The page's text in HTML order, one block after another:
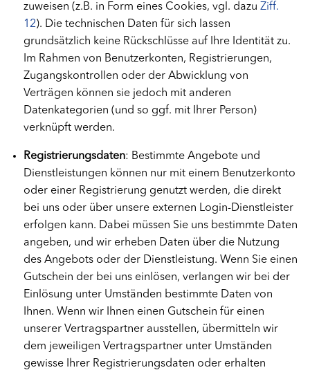
zuweisen (z.B. in Form eines Cookies, vgl. dazu Ziff.
12). Die technischen Daten für sich lassen
grundsätzlich keine Rückschlüsse auf Ihre Identität zu.
Im Rahmen von Benutzerkonten, Registrierungen,
Zugangskontrollen oder der Abwicklung von
Verträgen können sie jedoch mit anderen
Datenkategorien (und so ggf. mit Ihrer Person)
verknüpft werden.
Registrierungsdaten: Bestimmte Angebote und
Dienstleistungen können nur mit einem Benutzerkonto
oder einer Registrierung genutzt werden, die direkt
bei uns oder über unsere externen Login-Dienstleister
erfolgen kann. Dabei müssen Sie uns bestimmte Daten
angeben, und wir erheben Daten über die Nutzung
des Angebots oder der Dienstleistung. Wenn Sie einen
Gutschein der bei uns einlösen, verlangen wir bei der
Einlösung unter Umständen bestimmte Daten von
Ihnen. Wenn wir Ihnen einen Gutschein für einen
unserer Vertragspartner ausstellen, übermitteln wir
dem jeweiligen Vertragspartner unter Umständen
gewisse Ihrer Registrierungsdaten oder erhalten